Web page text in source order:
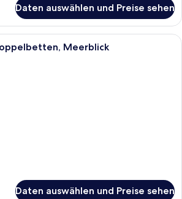
Daten auswählen und Preise sehen
Ein Hotelzimmer mit zwei Betten,
Meerblick
Daten auswählen und Preise sehen